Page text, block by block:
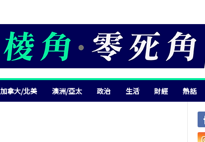
加拿大/北美 澳洲/亞太 政治 生活 財經 熱話